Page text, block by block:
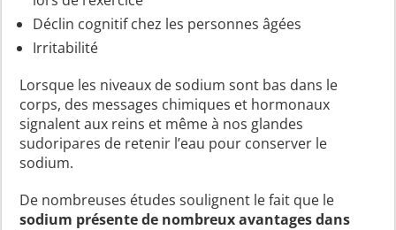
Déclin cognitif chez les personnes âgées
Irritabilité
Lorsque les niveaux de sodium sont bas dans le
corps, des messages chimiques et hormonaux
signalent aux reins et même à nos glandes
sudoripares de retenir l’eau pour conserver le
sodium.
De nombreuses études soulignent le fait que le
sodium présente de nombreux avantages dans